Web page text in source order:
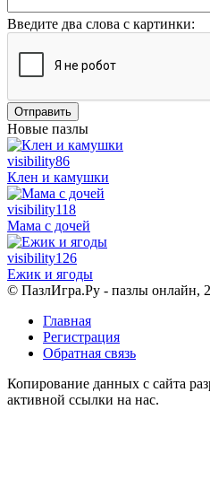
Введите два слова с картинки:
Отправить
Новые пазлы
visibility86
Клен и камушки
visibility118
Мама с дочей
visibility126
Ежик и ягоды
© ПазлИгра.Ру - пазлы онлайн,
Главная
Регистрация
Обратная связь
Копирование данных с сайта
активной ссылки на нас.